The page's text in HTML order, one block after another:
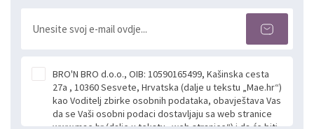
BRO'N BRO d.o.o., OIB: 10590165499, Kašinska cesta
27a , 10360 Sesvete, Hrvatska (dalje u tekstu „Mae.hr“)
kao Voditelj zbirke osobnih podataka, obavještava Vas
da se Vaši osobni podaci dostavljaju sa web stranice